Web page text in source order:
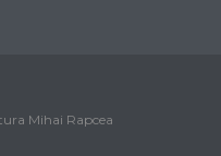
Mihai Rapcea